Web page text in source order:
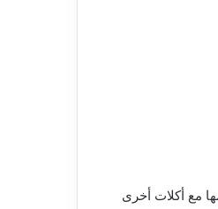
مع أكلات أخرى